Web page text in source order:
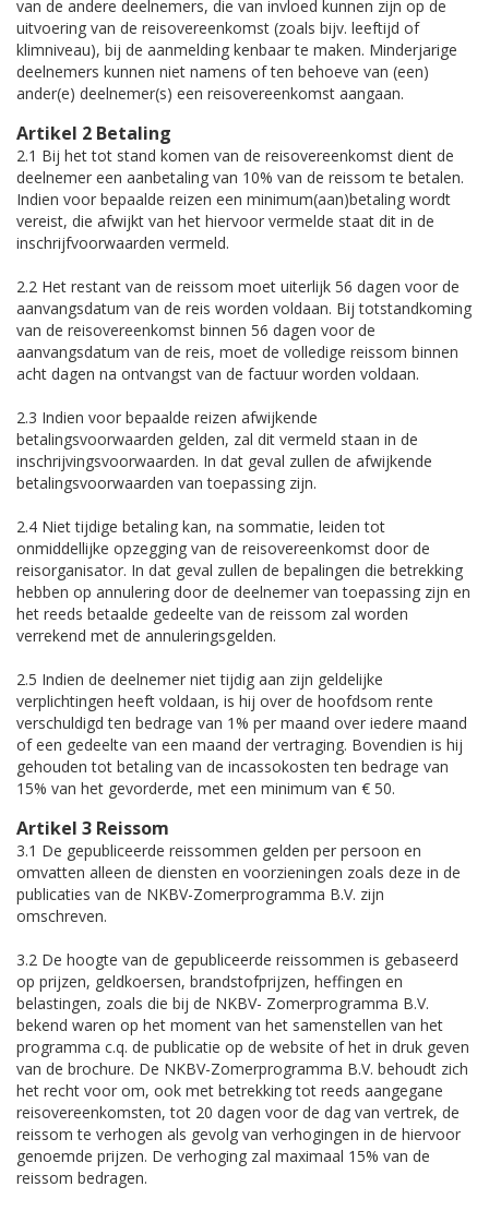
van de andere deelnemers, die van invloed kunnen zijn op de
uitvoering van de reisovereenkomst (zoals bijv. leeftijd of
klimniveau), bij de aanmelding kenbaar te maken. Minderjarige
deelnemers kunnen niet namens of ten behoeve van (een)
ander(e) deelnemer(s) een reisovereenkomst aangaan.
Artikel 2 Betaling
2.1 Bij het tot stand komen van de reisovereenkomst dient de
deelnemer een aanbetaling van 10% van de reissom te betalen.
Indien voor bepaalde reizen een minimum(aan)betaling wordt
vereist, die afwijkt van het hiervoor vermelde staat dit in de
inschrijfvoorwaarden vermeld.
2.2 Het restant van de reissom moet uiterlijk 56 dagen voor de
aanvangsdatum van de reis worden voldaan. Bij totstandkoming
van de reisovereenkomst binnen 56 dagen voor de
aanvangsdatum van de reis, moet de volledige reissom binnen
acht dagen na ontvangst van de factuur worden voldaan.
2.3 Indien voor bepaalde reizen afwijkende
betalingsvoorwaarden gelden, zal dit vermeld staan in de
inschrijvingsvoorwaarden. In dat geval zullen de afwijkende
betalingsvoorwaarden van toepassing zijn.
2.4 Niet tijdige betaling kan, na sommatie, leiden tot
onmiddellijke opzegging van de reisovereenkomst door de
reisorganisator. In dat geval zullen de bepalingen die betrekking
hebben op annulering door de deelnemer van toepassing zijn en
het reeds betaalde gedeelte van de reissom zal worden
verrekend met de annuleringsgelden.
2.5 Indien de deelnemer niet tijdig aan zijn geldelijke
verplichtingen heeft voldaan, is hij over de hoofdsom rente
verschuldigd ten bedrage van 1% per maand over iedere maand
of een gedeelte van een maand der vertraging. Bovendien is hij
gehouden tot betaling van de incassokosten ten bedrage van
15% van het gevorderde, met een minimum van € 50.
Artikel 3 Reissom
3.1 De gepubliceerde reissommen gelden per persoon en
omvatten alleen de diensten en voorzieningen zoals deze in de
publicaties van de NKBV-Zomerprogramma B.V. zijn
omschreven.
3.2 De hoogte van de gepubliceerde reissommen is gebaseerd
op prijzen, geldkoersen, brandstofprijzen, heffingen en
belastingen, zoals die bij de NKBV- Zomerprogramma B.V.
bekend waren op het moment van het samenstellen van het
programma c.q. de publicatie op de website of het in druk geven
van de brochure. De NKBV-Zomerprogramma B.V. behoudt zich
het recht voor om, ook met betrekking tot reeds aangegane
reisovereenkomsten, tot 20 dagen voor de dag van vertrek, de
reissom te verhogen als gevolg van verhogingen in de hiervoor
genoemde prijzen. De verhoging zal maximaal 15% van de
reissom bedragen.